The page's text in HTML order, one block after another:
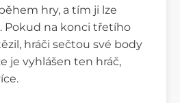
hry, a tím ji lze
Pokud na konci třetího
hráči sečtou své body
je vyhlášen ten hráč,